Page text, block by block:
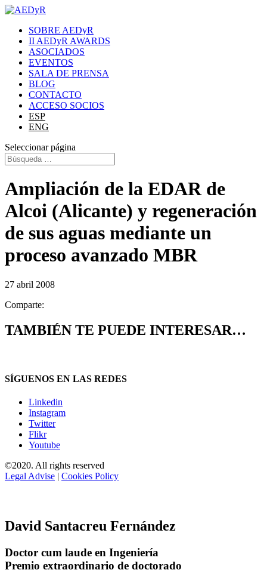
SOBRE AEDyR
II AEDyR AWARDS
ASOCIADOS
EVENTOS
SALA DE PRENSA
BLOG
CONTACTO
ACCESO SOCIOS
ESP
ENG
Seleccionar página
Ampliación de la EDAR de
Alcoi (Alicante) y regeneración
de sus aguas mediante un
proceso avanzado MBR
27 abril 2008
Comparte:
TAMBIÉN TE PUEDE INTERESAR…
SÍGUENOS EN LAS REDES
Linkedin
Instagram
Twitter
Flikr
Youtube
©2020. All rights reserved
Legal Advise | Cookies Policy
David Santacreu Fernández
Doctor cum laude en Ingeniería
Premio extraordinario de doctorado